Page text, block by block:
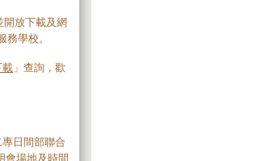
開放下載及網
務學校。
載 」查詢，歡
日間部聯合
會場地及時間